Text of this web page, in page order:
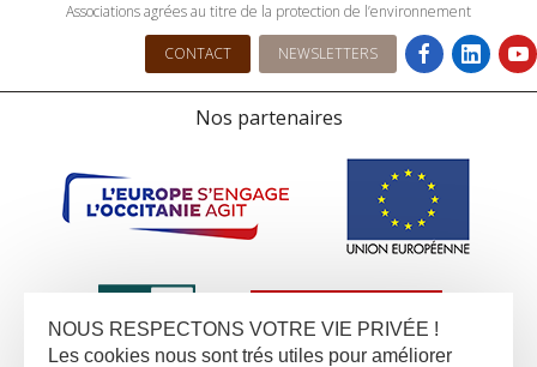
Associations agrées au titre de la protection de l’environnement
CONTACT NEWSLETTERS
Nos partenaires
NOUS RESPECTONS VOTRE VIE PRIVÉE !
Les cookies nous sont trés utiles pour améliorer